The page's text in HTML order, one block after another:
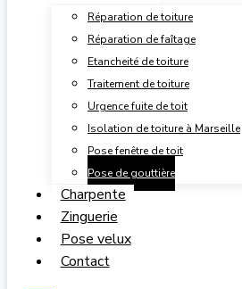
Réparation de toiture
Réparation de faîtage
Etancheité de toiture
Traitement de toiture
Urgence fuite de toit
Isolation de toiture à Marseille
Pose fenêtre de toit
Pose de gouttière
Charpente
Zinguerie
Pose velux
Contact